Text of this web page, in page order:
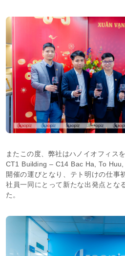
またこの度、弊社はハノイオフィス
CT1 Building – C14 Bac Ha, To
開催の運びとなり、テト明けの仕事
社員一同にとって新たな出発点とな
た。